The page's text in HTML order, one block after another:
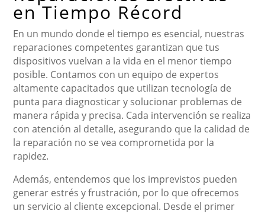
en Tiempo Récord
En un mundo donde el tiempo es esencial, nuestras
reparaciones competentes garantizan que tus
dispositivos vuelvan a la vida en el menor tiempo
posible. Contamos con un equipo de expertos
altamente capacitados que utilizan tecnología de
punta para diagnosticar y solucionar problemas de
manera rápida y precisa. Cada intervención se realiza
con atención al detalle, asegurando que la calidad de
la reparación no se vea comprometida por la
rapidez.
Además, entendemos que los imprevistos pueden
generar estrés y frustración, por lo que ofrecemos
un servicio al cliente excepcional. Desde el primer